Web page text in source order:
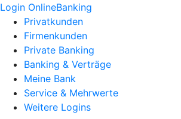
Login OnlineBanking
Privatkunden
Firmenkunden
Private Banking
Banking & Verträge
Meine Bank
Service & Mehrwerte
Weitere Logins